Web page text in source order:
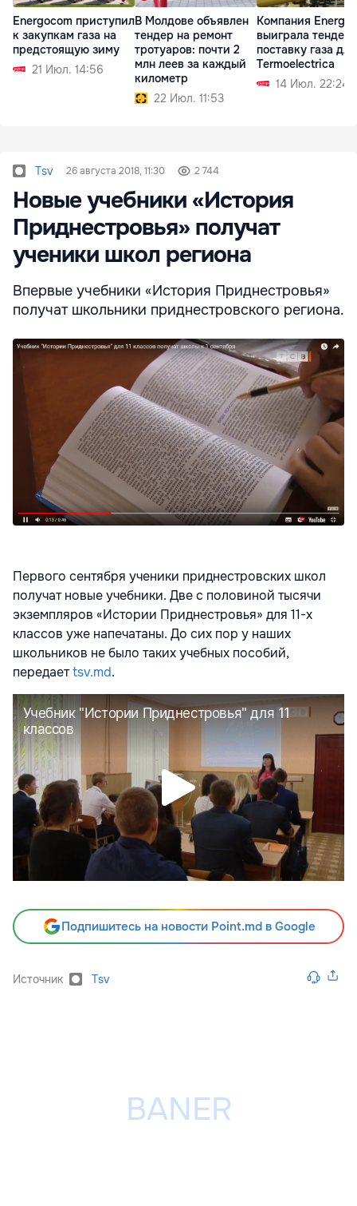
Energocom приступил
к закупкам газа на
предстоящую зиму
21 Июл. 14:56
В Молдове объявлен
тендер на ремонт
тротуаров: почти 2
млн леев за каждый
километр
22 Июл. 11:53
Компания
выиграла тендер
поставку газа для
Termoelectrica
14 Июл. 22:24
Tsv 26 августа 2018, 11:30 2 744
Новые учебники «История
Приднестровья» получат
ученики школ региона
Впервые учебники «История Приднестровья»
получат школьники приднестровского региона.
Первого сентября ученики приднестровских школ
получат новые учебники. Две с половиной тысячи
экземпляров «Истории Приднестровья» для 11-х
классов уже напечатаны. До сих пор у наших
школьников не было таких учебных пособий,
передаетtsv.md.
Подпишитесь на новости Point.md в Google
Источник Tsv